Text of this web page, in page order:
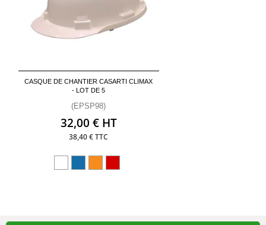
CASQUE DE CHANTIER CASARTI CLIMAX
- LOT DE 5
(EPSP98)
32,00 € HT
38,40 € TTC